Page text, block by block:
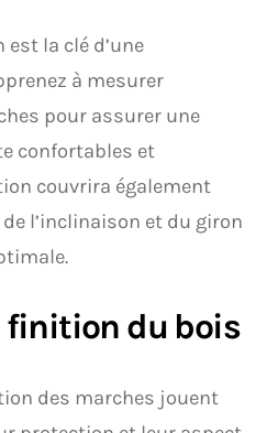
la clé d’une
à mesurer
pour assurer une
confortables et
couvrira également
l’inclinaison et du giron
finition du bois
des marches jouent